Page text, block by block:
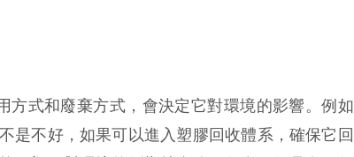
方式和廢棄方式，會決定它對環境的影響。例如
是不好，如果可以進入塑膠回收體系，確保它回